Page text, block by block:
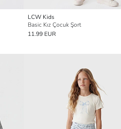
LCW Kids
Basic Kız Çocuk Şort
11.99 EUR